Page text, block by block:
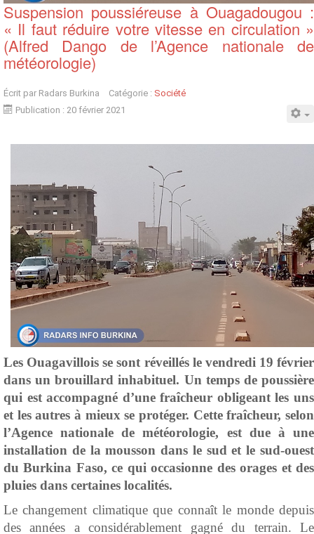
Suspension poussiéreuse à Ouagadougou :
« Il faut réduire votre vitesse en circulation »
(Alfred Dango de l’Agence nationale de
météorologie)
Écrit par Radars Burkina Catégorie : Société
Publication : 20 février 2021
Les Ouagavillois se sont réveillés le vendredi 19 février
dans un brouillard inhabituel. Un temps de poussière
qui est accompagné d’une fraîcheur obligeant les uns
et les autres à mieux se protéger. Cette fraîcheur, selon
l’Agence nationale de météorologie, est due à une
installation de la mousson dans le sud et le sud-ouest
du Burkina Faso, ce qui occasionne des orages et des
pluies dans certaines localités.
Le changement climatique que connaît le monde depuis
des années a considérablement gagné du terrain. Le